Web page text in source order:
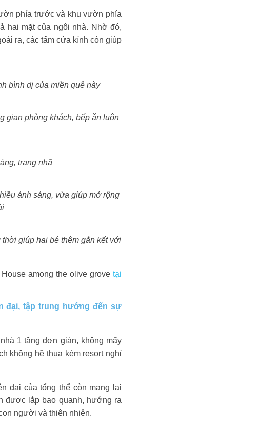
phía trước và khu vườn phía
hai mặt của ngôi nhà. Nhờ đó,
ra, các tấm cửa kính còn giúp
bình dị của miền quê này
gian phòng khách, bếp ăn luôn
trang nhã
ánh sáng, vừa giúp mở rộng
giúp hai bé thêm gắn kết với
among the olive grove tại
đại, tập trung hướng đến sự
1 tầng đơn giản, không mấy
không hề thua kém resort nghỉ
đại của tổng thể còn mang lại
được lắp bao quanh, hướng ra
người và thiên nhiên.